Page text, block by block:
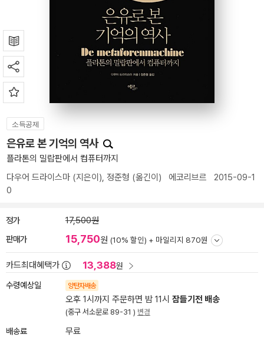
소득공제
은유로 본 기억의 역사
플라톤의 밀랍판에서 컴퓨터까지
다우어 드라이스마 (지은이), 정준형 (옮긴이) 에코리브르 2015-09-1
0
정가 17,500원
판매가 15,750원 (10% 할인) + 마일리지 870원
카드최대혜택가 13,388원
수령예상일 양탄자배송
오후 1시까지 주문하면 밤 11시 잠들기전 배송
(중구 서소문로 89-31 ) 변경
배송료
무료